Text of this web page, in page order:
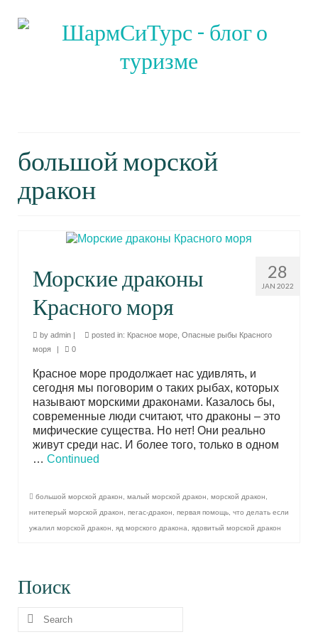
большой морской
дракон
28
JAN 2022
Морские драконы
Красного моря
by admin | posted in: Красное море Опасные рыбы Красного
моря
| 0
Красное море продолжает нас удивлять, и
сегодня мы поговорим о таких рыбах, которых
называют морскими драконами. Казалось бы,
современные люди считают, что драконы – это
мифические существа. Но нет! Они реально
живут среди нас. И более того, только в одном
… Continued
большой морской дракон малый морской дракон морской дракон
нитеперый морской дракон
пегас-дракон первая помощь что делать если
ужалил морской дракон
яд морского дракона ядовитый морской дракон
Поиск
Search